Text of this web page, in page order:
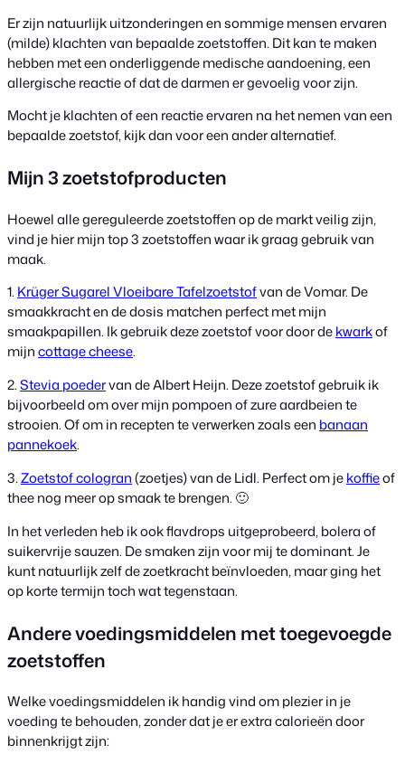
Er zijn natuurlijk uitzonderingen en sommige mensen ervaren
(milde) klachten van bepaalde zoetstoffen. Dit kan te maken
hebben met een onderliggende medische aandoening, een
allergische reactie of dat de darmen er gevoelig voor zijn.
Mocht je klachten of een reactie ervaren na het nemen van een
bepaalde zoetstof, kijk dan voor een ander alternatief.
Mijn 3 zoetstofproducten
Hoewel alle gereguleerde zoetstoffen op de markt veilig zijn,
vind je hier mijn top 3 zoetstoffen waar ik graag gebruik van
maak.
1. Krüger Sugarel Vloeibare Tafelzoetstofvan de Vomar. De
smaakkracht en de dosis matchen perfect met mijn
smaakpapillen. Ik gebruik deze zoetstof voor door dekwarkof
mijncottage cheese.
2.Stevia poedervan de Albert Heijn. Deze zoetstof gebruik ik
bijvoorbeeld om over mijn pompoen of zure aardbeien te
strooien. Of om in recepten te verwerken zoals een banaan
pannekoek.
3.Zoetstof cologran(zoetjes) van de Lidl. Perfect om jekoffieof
thee nog meer op smaak te brengen. 🙂
In het verleden heb ik ook flavdrops uitgeprobeerd, bolera of
suikervrije sauzen. De smaken zijn voor mij te dominant. Je
kunt natuurlijk zelf de zoetkracht beïnvloeden, maar ging het
op korte termijn toch wat tegenstaan.
Andere voedingsmiddelen met toegevoegde
zoetstoffen
Welke voedingsmiddelen ik handig vind om plezier in je
voeding te behouden, zonder dat je er extra calorieën door
binnenkrijgt zijn: